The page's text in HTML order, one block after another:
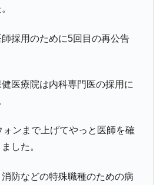
採用のために5回目の再公告
医療院は内科専門医の採用に
ンまで上げてやっと医師を確
した。
防などの特殊職種のための病